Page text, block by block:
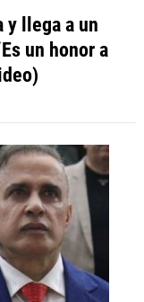
y llega a un
un honor a